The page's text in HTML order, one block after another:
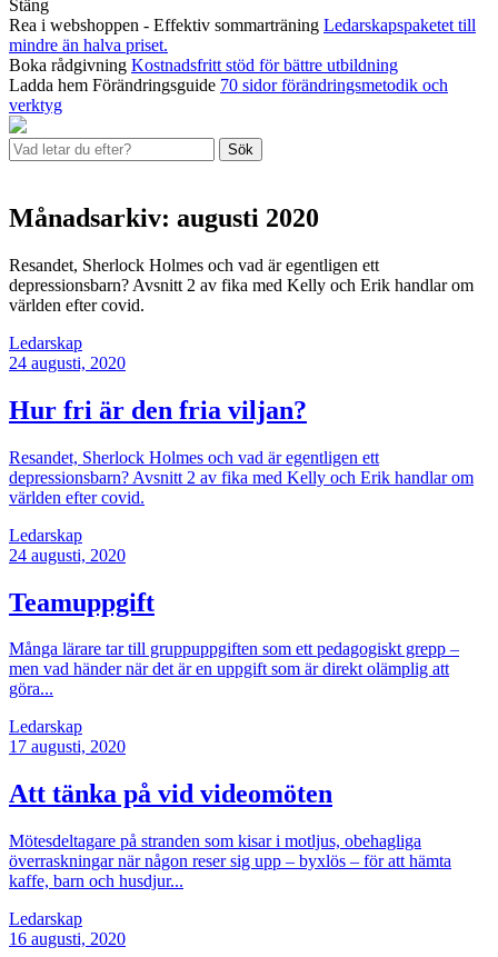
Stäng
Rea i webshoppen - Effektiv sommarträning Ledarskapspaketet till
mindre än halva priset.
Boka rådgivning Kostnadsfritt stöd för bättre utbildning
Ladda hem Förändringsguide 70 sidor förändringsmetodik och
verktyg
Sök
Månadsarkiv: augusti 2020
Resandet, Sherlock Holmes och vad är egentligen ett
depressionsbarn? Avsnitt 2 av fika med Kelly och Erik handlar om
världen efter covid.
Ledarskap
24 augusti, 2020
Hur fri är den fria viljan?
Resandet, Sherlock Holmes och vad är egentligen ett
depressionsbarn? Avsnitt 2 av fika med Kelly och Erik handlar om
världen efter covid.
Ledarskap
24 augusti, 2020
Teamuppgift
Många lärare tar till gruppuppgiften som ett pedagogiskt grepp –
men vad händer när det är en uppgift som är direkt olämplig att
göra...
Ledarskap
17 augusti, 2020
Att tänka på vid videomöten
Mötesdeltagare på stranden som kisar i motljus, obehagliga
överraskningar när någon reser sig upp – byxlös – för att hämta
kaffe, barn och husdjur...
Ledarskap
16 augusti, 2020